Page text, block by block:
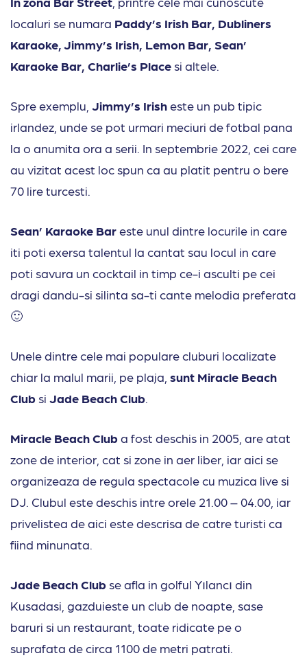
localuri se numara Paddy’s Irish Bar, Dubliners
Karaoke, Jimmy’s Irish, Lemon Bar, Sean’
Karaoke Bar, Charlie’s Place si altele.
Spre exemplu, Jimmy’s Irisheste un pub tipic
irlandez, unde se pot urmari meciuri de fotbal pana
la o anumita ora a serii. In septembrie 2022, cei care
au vizitat acest loc spun ca au platit pentru o bere
70 lire turcesti.
Sean’ Karaoke Bareste unul dintre locurile in care
iti poti exersa talentul la cantat sau locul in care
poti savura un cocktail in timp ce-i asculti pe cei
dragi dandu-si silinta sa-ti cante melodia preferata
🙂
Unele dintre cele mai populare cluburi localizate
chiar la malul marii, pe plaja, sunt Miracle Beach
Club si Jade Beach Club
Miracle Beach Cluba fost deschis in 2005, are atat
zone de interior, cat si zone in aer liber, iar aici se
organizeaza de regula spectacole cu muzica live si
DJ. Clubul este deschis intre orele 21.00 – 04.00, iar
privelistea de aici este descrisa de catre turisti ca
fiind minunata.
Jade Beach Club se afla in golful Yılancı din
Kusadasi, gazduieste un club de noapte, sase
baruri si un restaurant, toate ridicate pe o
suprafata de circa 1100 de metri patrati.